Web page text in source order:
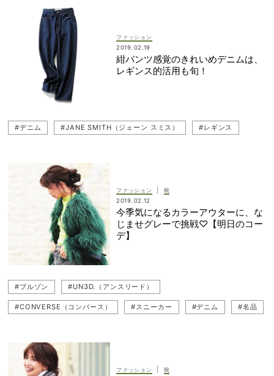
ファッション
2019.02.19
紺パンツ感覚のきれいめデニムは、
レギンス的活用も旬！
#デニム #JANE SMITH（ジェーン スミス） #レギンス
ファッション
靴
2019.02.12
今季気になるカラーアウターに、な
じませグレーで挑戦♡【明日のコー
デ】
#ブルゾン #UN3D.（アンスリード）
#CONVERSE（コンバース） #スニーカー #デニム #名品
ファッション
靴